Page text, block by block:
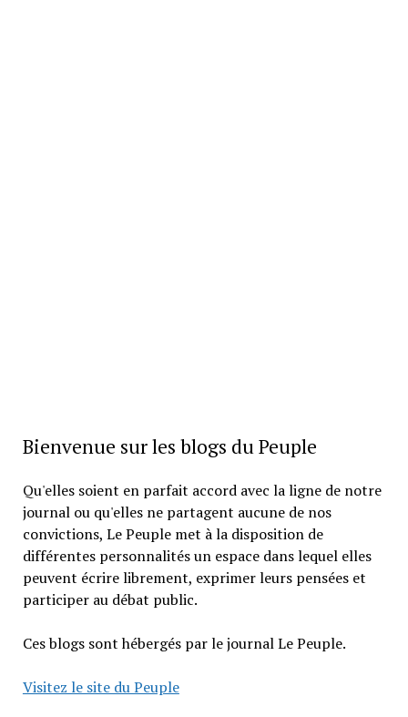
Bienvenue sur les blogs du Peuple
Qu'elles soient en parfait accord avec la ligne de notre
journal ou qu'elles ne partagent aucune de nos
convictions, Le Peuple met à la disposition de
différentes personnalités un espace dans lequel elles
peuvent écrire librement, exprimer leurs pensées et
participer au débat public.
Ces blogs sont hébergés par le journal Le Peuple.
Visitez le site du Peuple